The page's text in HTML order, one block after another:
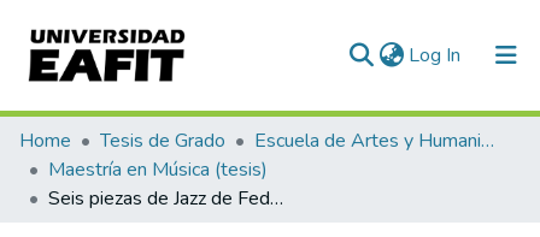
Log In (current)
Communities & Collections
All of DSpace
Home Tesis de Grado
Escuela de Artes y Humanidades
Maestría en Música (tesis)
Seis piezas de Jazz de Federico Tobón: la notación indeterminada como punto de partida para la improvisación en el Jazz